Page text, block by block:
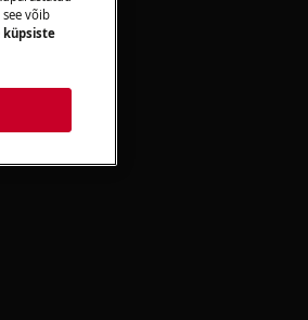
võib
küpsiste